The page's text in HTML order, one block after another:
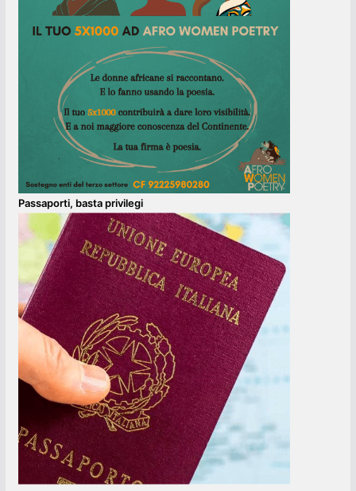
Passaporti, basta privilegi